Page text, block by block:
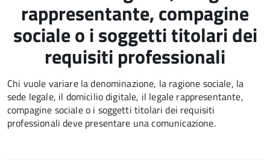
rappresentante, compagine
sociale o i soggetti titolari dei
requisiti professionali
Chi vuole variare la denominazione, la ragione sociale, la
sede legale, il domicilio digitale, il legale rappresentante,
compagine sociale o i soggetti titolari dei requisiti
professionali deve presentare una comunicazione.